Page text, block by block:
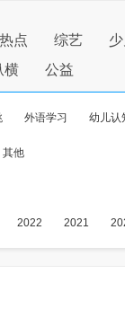
热点 综艺
横 公益
外语学习 幼儿认
其他
2022 2021